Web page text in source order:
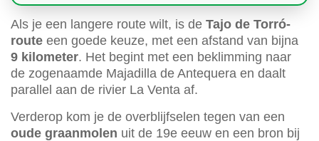
Als je een langere route wilt, is de Tajo de Torró-
route een goede keuze, met een afstand van bijna
9 kilometer. Het begint met een beklimming naar
de zogenaamde Majadilla de Antequera en daalt
parallel aan de rivier La Venta af.
Verderop kom je de overblijfselen tegen van een
oude graanmolen uit de 19e eeuw en een bron bij